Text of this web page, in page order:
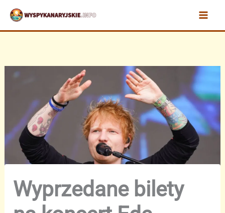
Przejdź
treści
Wyprzedane bilety